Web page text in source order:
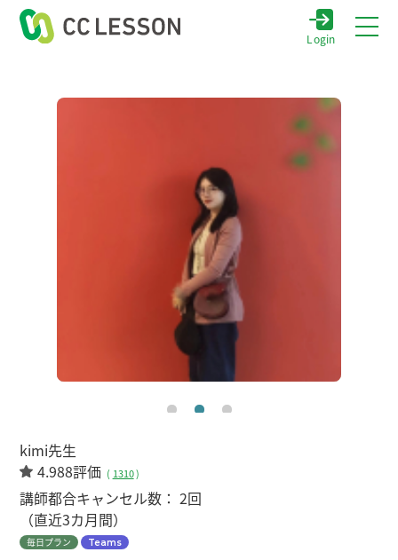
Login
kimi先生
4.988評価 ( 1310)
講師都合キャンセル数：2回
（直近3カ月間）
毎日プラン Teams